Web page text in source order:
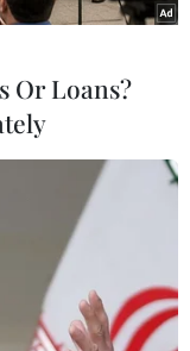
đường
Or Loans?